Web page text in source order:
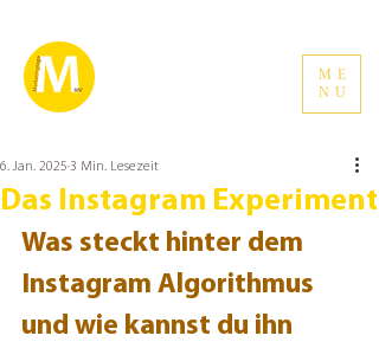
ME
NU
Das Instagram Experiment
6. Jan. 2025 3 Min. Lesezeit
Was steckt hinter dem
Instagram Algorithmus
und wie kannst du ihn